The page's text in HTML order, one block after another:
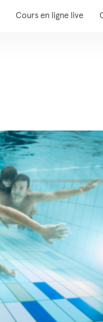
Cours en ligne live